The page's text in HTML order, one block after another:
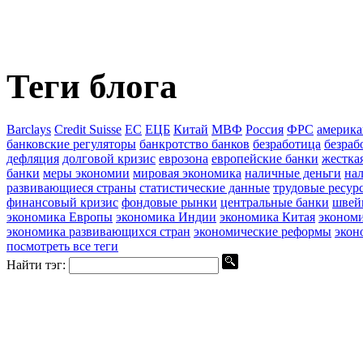
Теги блога
Barclays Credit Suisse ЕС ЕЦБ Китай МВФ Россия ФРС
банковские регуляторы банкротство банков безработица
дефляция долговой кризис еврозона европейские банки
банки меры экономии мировая экономика наличные деньги
развивающиеся страны статистические данные трудовые
финансовый кризис фондовые рынки центральные банки
экономика Европы экономика Индии экономика Китая
экономика развивающихся стран экономические реформы
посмотреть все теги
Найти тэг: